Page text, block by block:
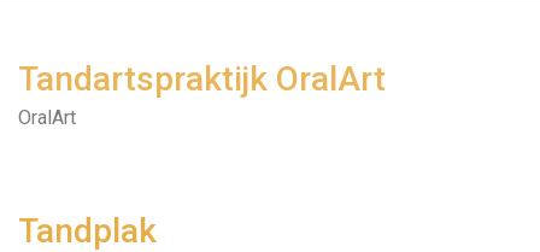
Tandartspraktijk OralArt
OralArt
Tandplak